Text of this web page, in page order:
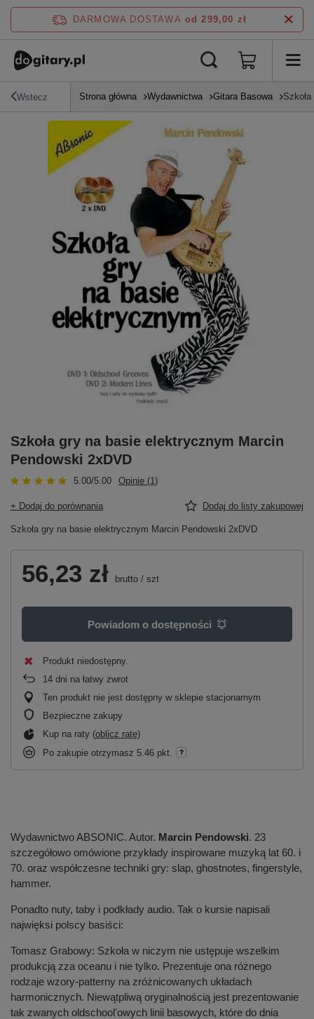
DARMOWA DOSTAWA od 299,00 zł
Wstecz Strona główna Wydawnictwa Gitara Basowa
Szkoła gry na basie elektrycznym Marcin
Pendowski 2xDVD
5.00/5.00 Opinie (1)
+ Dodaj do porównania Dodaj do listy zakupowej
Szkoła gry na basie elektrycznym Marcin Pendowski 2xDVD
56,23 zł brutto / szt
Powiadom o dostępności
Produkt niedostępny
14 dni na łatwy zwrot
Ten produkt nie jest dostępny w sklepie stacjonarnym
Bezpieczne zakupy
Kup na raty (oblicz ratę)
Po zakupie otrzymasz 5.46 pkt.
Wydawnictwo ABSONIC. Autor. Marcin Pendowski. 23
szczegółowo omówione przykłady inspirowane muzyką lat 60. i
70. oraz współczesne techniki gry: slap, ghostnotes, fingerstyle,
hammer.
Ponadto nuty, taby i podkłady audio. Tak o kursie napisali
najwięksi polscy basiści:
Tomasz Grabowy: Szkoła w niczym nie ustępuje wszelkim
produkcją zza oceanu i nie tylko. Prezentuje ona różnego
rodzaje wzory-patterny na zróżnicowanych układach
harmonicznych. Niewątpliwą oryginalnością jest prezentowanie
tak zwanych oldschool'owych linii basowych, które do dnia